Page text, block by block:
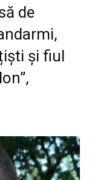
de
și fiul